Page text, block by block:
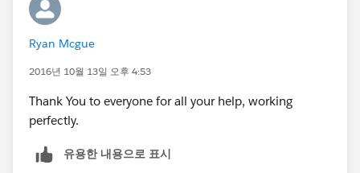
Ryan Mcgue
2016년 10월 13일 오후 4:53
Thank You to everyone for all your help, working
perfectly.
유용한 내용으로 표시